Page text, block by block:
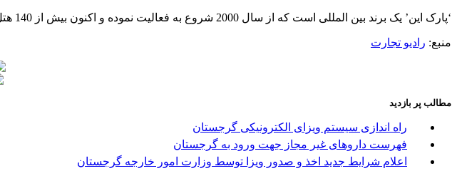
‘پارک این’ یک برند بین المللی است که از سال 2000 شروع به فعالیت نموده و اکنون بیش از 140 هتل را در آمریکای شمالی، اروپا، آفریقا و خاورمیانه در اختیار دارد.
منبع: رادیو تجارت
مطالب پر بازدید
راه اندازی سیستم ویزای الکترونیکی گرجستان
فهرست داروهای غیر مجاز جهت ورود به گرجستان
اعلام شرایط جدید اخذ و صدور ویزا توسط وزارت امور خارجه گرجستان